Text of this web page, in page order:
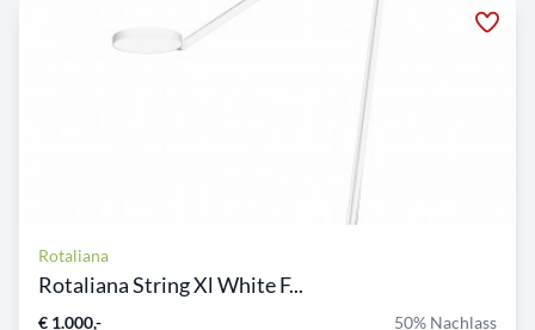
Rotaliana
Rotaliana String Xl White F...
€ 1.000,- 50% Nachlass